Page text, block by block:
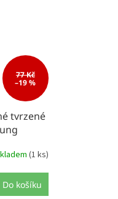
77 Kč
–19 %
tvrzené
(1 ks)
Do košíku